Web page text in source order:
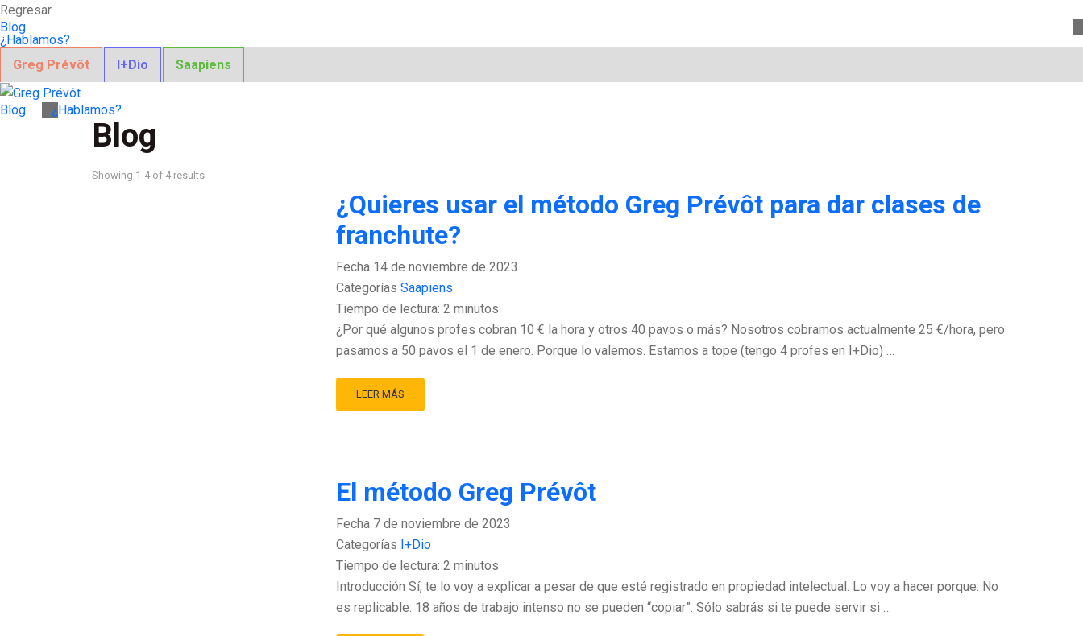
Regresar
Blog
¿Hablamos?
Greg Prévôt
I+Dio Saapiens
Blog ¿Hablamos?
Blog
Showing 1-4 of 4 results
¿Quieres usar el método Greg Prévôt para dar clases de
franchute?
Fecha 14 de noviembre de 2023
Categorías Saapiens
Tiempo de lectura: 2 minutos
¿Por qué algunos profes cobran 10 € la hora y otros 40 pavos o más? Nosotros cobramos actualmente 25 €/hora, pero
pasamos a 50 pavos el 1 de enero. Porque lo valemos. Estamos a tope (tengo 4 profes en I+Dio) …
LEER MÁS
El método Greg Prévôt
Fecha 7 de noviembre de 2023
Categorías I+Dio
Tiempo de lectura: 2 minutos
Introducción Sí, te lo voy a explicar a pesar de que esté registrado en propiedad intelectual. Lo voy a hacer porque: No
es replicable: 18 años de trabajo intenso no se pueden “copiar”. Sólo sabrás si te puede servir si …